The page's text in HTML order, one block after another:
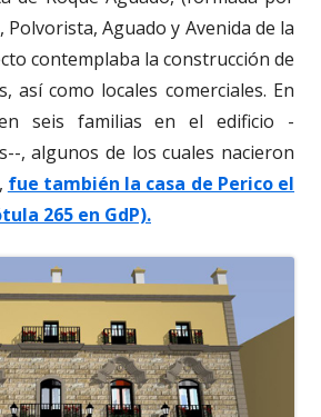
Polvorista, Aguado y Avenida de la
contemplaba la construcción de
así como locales comerciales. En
seis familias en el edificio -
, algunos de los cuales nacieron
fue también la casa de Perico el
265 en GdP).